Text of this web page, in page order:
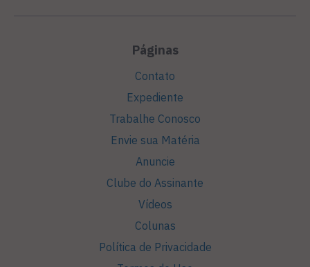
Páginas
Contato
Expediente
Trabalhe Conosco
Envie sua Matéria
Anuncie
Clube do Assinante
Vídeos
Colunas
Política de Privacidade